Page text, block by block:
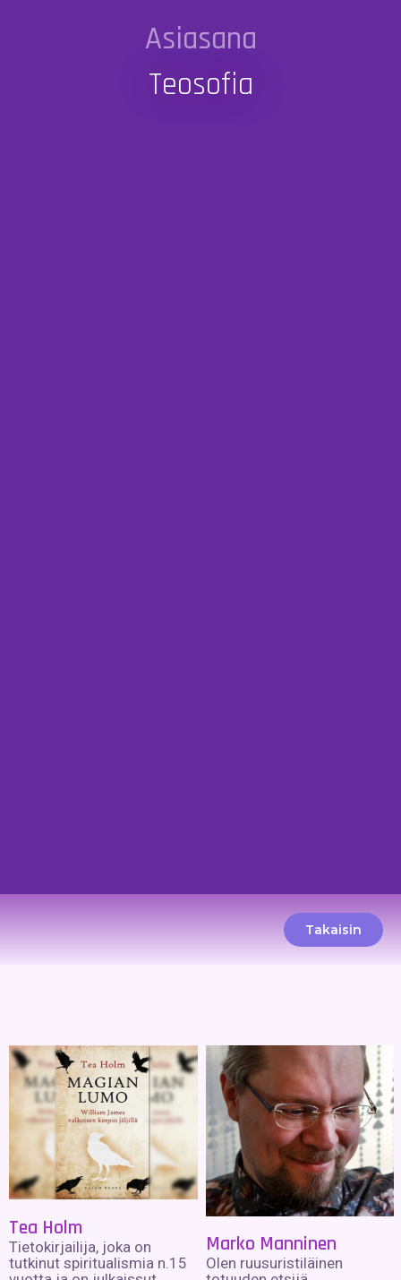
Asiasana
Teosofia
Takaisin
Tea Holm
Tietokirjailija, joka on
tutkinut spiritualismia n.15
Marko Manninen
Olen ruusuristiläinen